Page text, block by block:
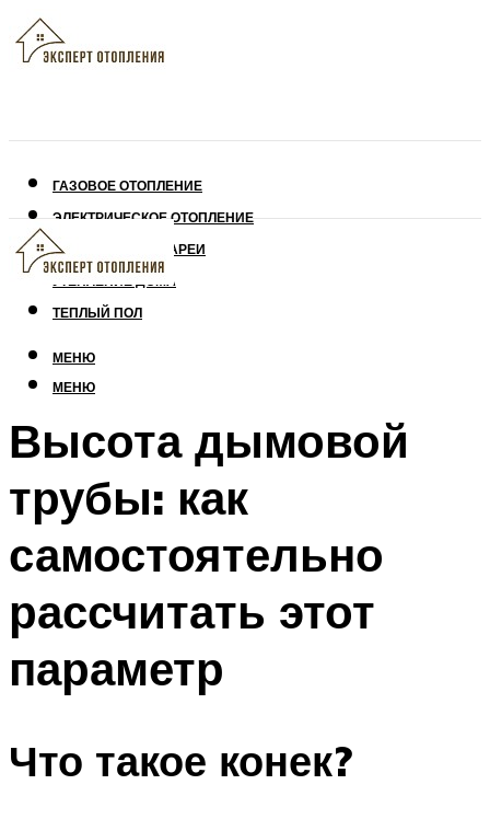
ГАЗОВОЕ ОТОПЛЕНИЕ
ЭЛЕКТРИЧЕСКОЕ ОТОПЛЕНИЕ
СОЛНЕЧНЫЕ БАТАРЕИ
УТЕПЛЕНИЕ ДОМА
ТЕПЛЫЙ ПОЛ
МЕНЮ
МЕНЮ
Высота дымовой
трубы: как
самостоятельно
рассчитать этот
параметр
Что такое конек?